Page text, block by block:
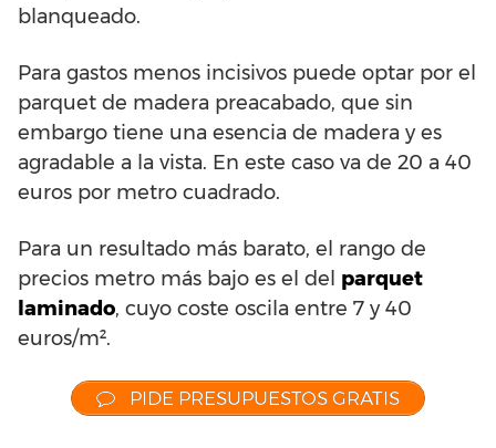
blanqueado.
Para gastos menos incisivos puede optar por el
parquet de madera preacabado, que sin
embargo tiene una esencia de madera y es
agradable a la vista. En este caso va de 20 a 40
euros por metro cuadrado.
Para un resultado más barato, el rango de
precios metro más bajo es el del parquet
laminado, cuyo coste oscila entre 7 y 40
euros/m².
PIDE PRESUPUESTOS GRATIS